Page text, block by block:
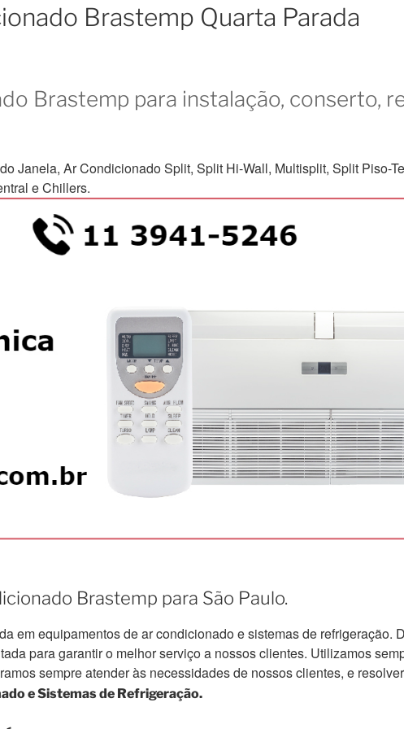
Brastemp Quarta Parada
Brastemp para instalação, conserto,
Janela, Ar Condicionado Split, Split Hi-Wall, Multisplit, Split Piso-
e Chillers.
Brastemp para São Paulo.
em equipamentos de ar condicionado e sistemas de refrigeração.
para garantir o melhor serviço a nossos clientes. Utilizamos
sempre atender às necessidades de nossos clientes, e
e Sistemas de Refrigeração.